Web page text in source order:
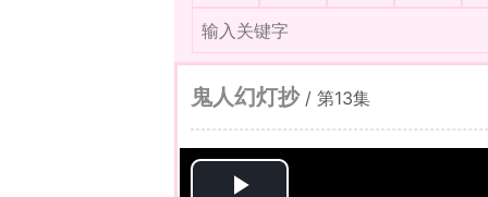
鬼人幻灯抄/ 第13集